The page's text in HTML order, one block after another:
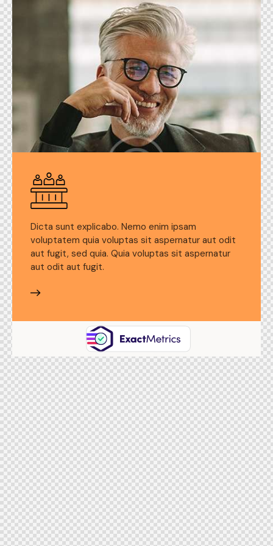
Dicta sunt explicabo. Nemo enim ipsam
voluptatem quia voluptas sit aspernatur aut odit
aut fugit, sed quia. Quia voluptas sit aspernatur
aut odit aut fugit.